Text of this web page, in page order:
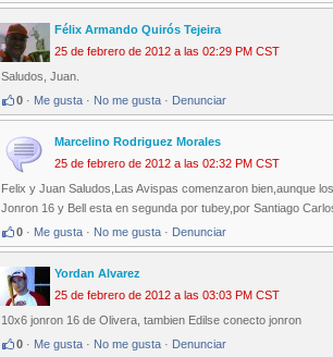
Félix Armando Quirós Tejeira
25 de febrero de 2012 a las 02:29 PM CST
Saludos, Juan.
0 · Me gusta · No me gusta · Denunciar
Marcelino Rodriguez Morales
25 de febrero de 2012 a las 02:32 PM CST
Felix y Juan Saludos,Las Avispas comenzaron bien,aunque
Jonron 16 y Bell esta en segunda por tubey,por Santiago
0 · Me gusta · No me gusta · Denunciar
Yordan Alvarez
25 de febrero de 2012 a las 03:03 PM CST
10x6 jonron 16 de Olivera, tambien Edilse conecto jonron
0 · Me gusta · No me gusta · Denunciar